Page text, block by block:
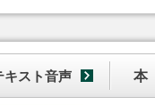
キスト音声 本